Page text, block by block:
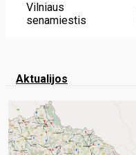
Vilniaus
senamiestis
Aktualijos